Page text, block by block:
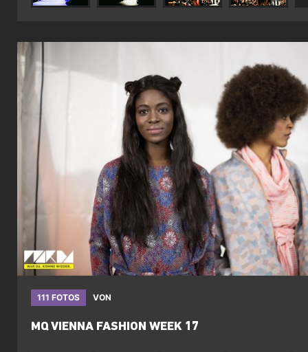
111 FOTOS VON
MQ VIENNA FASHION WEEK 17